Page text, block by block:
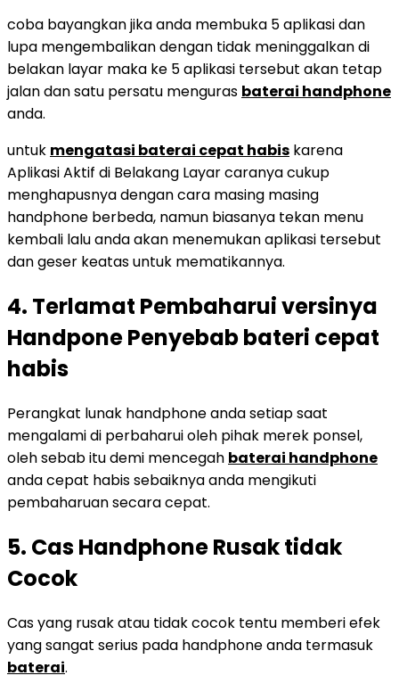
coba bayangkan jika anda membuka 5 aplikasi dan
lupa mengembalikan dengan tidak meninggalkan di
belakan layar maka ke 5 aplikasi tersebut akan tetap
jalan dan satu persatu menguras baterai handphone
anda.
untuk mengatasi baterai cepat habis karena
Aplikasi Aktif di Belakang Layar caranya cukup
menghapusnya dengan cara masing masing
handphone berbeda, namun biasanya tekan menu
kembali lalu anda akan menemukan aplikasi tersebut
dan geser keatas untuk mematikannya.
4. Terlamat Pembaharui versinya
Handpone Penyebab bateri cepat
habis
Perangkat lunak handphone anda setiap saat
mengalami di perbaharui oleh pihak merek ponsel,
oleh sebab itu demi mencegah baterai handphone
anda cepat habis sebaiknya anda mengikuti
pembaharuan secara cepat.
5. Cas Handphone Rusak tidak
Cocok
Cas yang rusak atau tidak cocok tentu memberi efek
yang sangat serius pada handphone anda termasuk
baterai.